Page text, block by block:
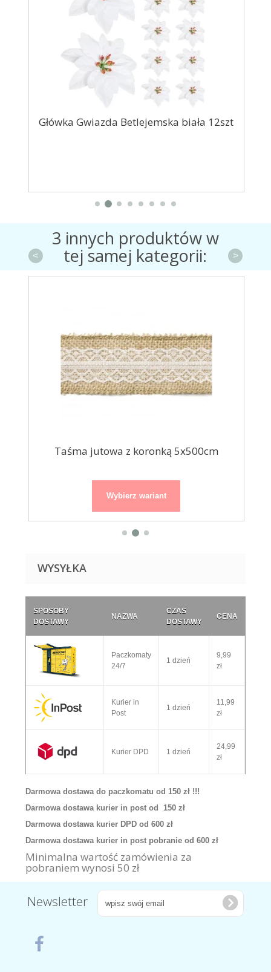
Główka Gwiazda Betlejemska biała 12szt
3 innych produktów w
tej samej kategorii:
Taśma jutowa z koronką 5x500cm
Wybierz wariant
< >
WYSYŁKA
SPOSOBY
DOSTAWY
NAZWA
CZAS
DOSTAWY
CENA
Paczkomaty
24/7
1 dzień
9,99
zł
Kurier in
Post
1 dzień
11,99
zł
Kurier DPD 1 dzień
24,99
zł
Darmowa dostawa do paczkomatu od 150 zł !!!
Darmowa dostawa kurier in post od 150 zł
Darmowa dostawa kurier DPD od 600 zł
Darmowa dostawa kurier in post pobranie od 600 zł
Minimalna wartość zamówienia za
pobraniem wynosi 50 zł
Newsletter